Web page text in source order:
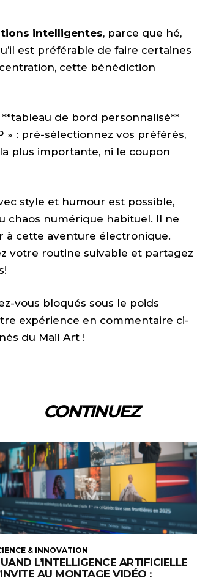
intelligentes, parce que hé,
est préférable de faire certaines
cette bénédiction
de bord personnalisé**
» : pré-sélectionnez vos préférés,
plus importante, ni le coupon
style et humour est possible,
chaos numérique habituel. Il ne
à cette aventure électronique.
votre routine suivable et partagez
vous bloqués sous le poids
expérience en commentaire ci-
du Mail Art !
CONTINUEZ
& INNOVATION
L’INTELLIGENCE ARTIFICIELLE
AU MONTAGE VIDÉO :